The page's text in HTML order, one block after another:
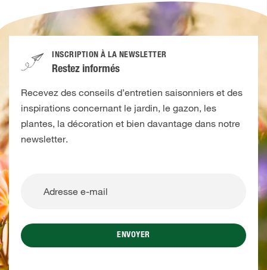
INSCRIPTION À LA NEWSLETTER
Restez informés
Recevez des conseils d’entretien saisonniers et des
inspirations concernant le jardin, le gazon, les
plantes, la décoration et bien davantage dans notre
newsletter.
ENVOYER